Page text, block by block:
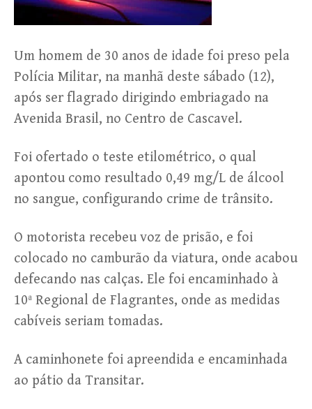
Um homem de 30 anos de idade foi preso pela
Polícia Militar, na manhã deste sábado (12),
após ser flagrado dirigindo embriagado na
Avenida Brasil, no Centro de Cascavel.
Foi ofertado o teste etilométrico, o qual
apontou como resultado 0,49 mg/L de álcool
no sangue, configurando crime de trânsito.
O motorista recebeu voz de prisão, e foi
colocado no camburão da viatura, onde acabou
defecando nas calças. Ele foi encaminhado à
10ª Regional de Flagrantes, onde as medidas
cabíveis seriam tomadas.
A caminhonete foi apreendida e encaminhada
ao pátio da Transitar.